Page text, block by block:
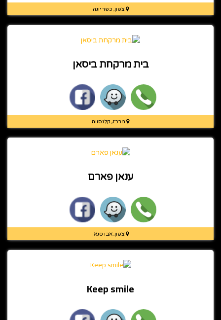
צפון, כפר יונה
בית מרקחת ביסאן
מרכז, קלנסווה
ענאן פארם
צפון, אבו סנאן
Keep smile